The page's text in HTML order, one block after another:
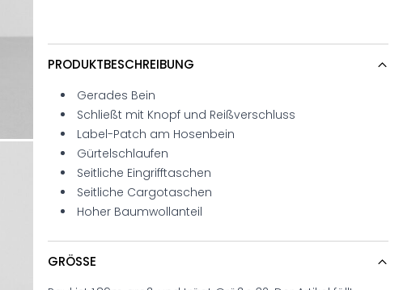
PRODUKTBESCHREIBUNG
Gerades Bein
Schließt mit Knopf und Reißverschluss
Label-Patch am Hosenbein
Gürtelschlaufen
Seitliche Eingrifftaschen
Seitliche Cargotaschen
Hoher Baumwollanteil
GRÖSSE